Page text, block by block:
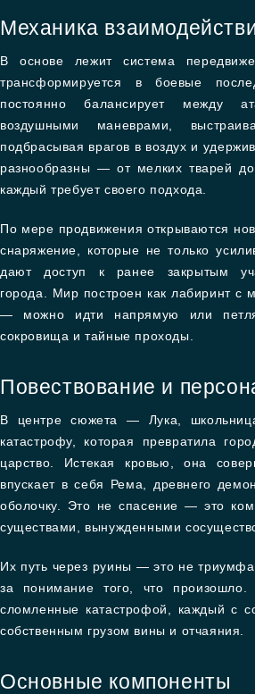
Механика
В основе лежит система
трансформируется в боевые
постоянно балансирует между
воздушными маневрами,
подбрасывая врагов в воздух и
разнообразны — от мелких тварей до
каждый требует своего подхода.
По мере продвижения открываются
снаряжение, которые не только
дают доступ к ранее закрытым
города. Мир построен как лабиринт с
— можно идти напрямую или
сокровища и тайные проходы.
Повествование и
В центре сюжета — Лука,
катастрофу, которая превратила
царство. Истекая кровью, она
впускает в себя Рема, древнего
оболочку. Это не спасение — это
существами, вынужденными
Их путь через руины — это не
за понимание того, что
сломленные катастрофой, каждый с
собственным грузом вины и отчаяния.
Основные компоненты